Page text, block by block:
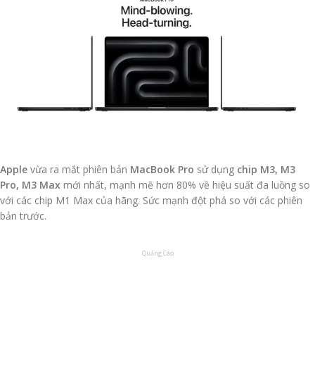
Apple vừa ra mắt phiên bản MacBook Pro sử dụng chip M3, M3
Pro, M3 Max mới nhất, mạnh mẽ hơn 80% về hiệu suất đa luồng so
với các chip M1 Max của hãng. Sức mạnh đột phá so với các phiên
bản trước.